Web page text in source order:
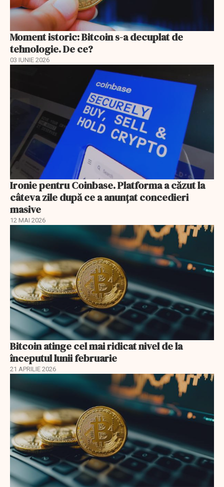
Moment istoric: Bitcoin s-a decuplat de
tehnologie. De ce?
03 IUNIE 2026
Ironie pentru Coinbase. Platforma a căzut la
câteva zile după ce a anunțat concedieri
masive
12 MAI 2026
Bitcoin atinge cel mai ridicat nivel de la
începutul lunii februarie
21 APRILIE 2026